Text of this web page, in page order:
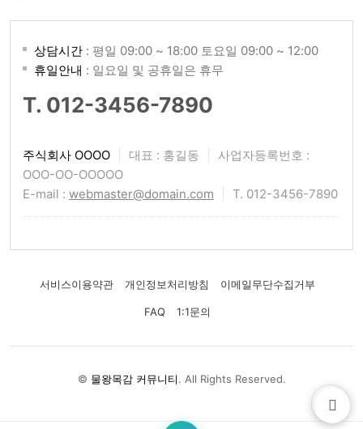
상담시간 : 평일 09:00 ~ 18:00 토요일 09:00 ~ 12:00
휴일안내 : 일요일 및 공휴일은 휴무
T. 012-3456-7890
주식회사 OOOO 대표 : 홍길동
사업자등록번호 :
OOO-OO-OOOOO
E-mail : webmaster@domain.com T. 012-3456-7890
서비스이용약관 개인정보처리방침 이메일무단수집거부
FAQ 1:1문의
© 물왕목감 커뮤니티. All Rights Reserved.